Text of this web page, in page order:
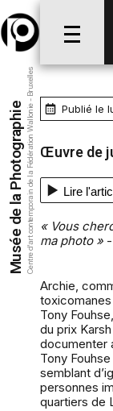
Musée de la PhotographieCentre d’art contemporain de la Fédération Wallonie - Bruxelles Publié le
Œuvre de
Lire
« Vous
ma photo »
Archie,
Tony
du prix
documenter
Tony
semblant
personnes
quartiers de